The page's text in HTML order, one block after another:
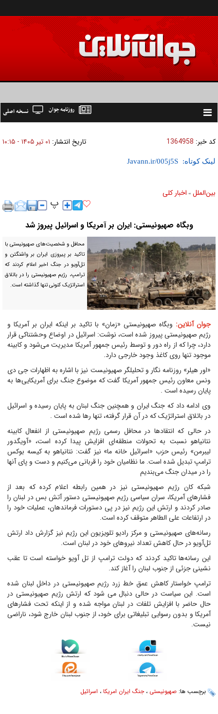
Toggle
نسخه اصلی روزنامه جوان
کد خبر: 1364958 تاریخ انتشار: ۰۱ تير ۱۴۰۵ - ۱۰:۱۵
لینک کوتاه:
بين‌الملل » اخبار كلی
وبگاه صهیونیستی: ایران بر آمریکا و اسرائیل پیروز شد
محافل و شخصیت‌های صهیونیستی با
تاکید بر پیروزی ایران بر واشنگتن و
تل‌آویو در جنگ اخیر اعلام کردند که
ترامپ، رژیم صهیونیستی را در باتلاق
استراتژیک کنونی تنها گذاشته است.
جوان آنلاین: وبگاه صهیونیستی «زمان» با تاکید بر اینکه ایران بر آمریکا و
رژیم صهیونیستی پیروز شده است، نوشت: اسرائیل در اوضاع وحشتناکی قرار
دارد، چرا که از راه دور و توسط رئیس جمهور آمریکا مدیریت می‌شود و کابینه
موجود تنها روی کاغذ وجود خارجی دارد.
«اور هیلر» روزنامه نگار و تحلیلگر صهیونیست نیز با اشاره به اظهارات جی دی
ونس معاون رئیس جمهور آمریکا گفت که موضوع جنگ برای آمریکایی‌ها به
پایان رسیده است .
وی ادامه داد که جنگ ایران و همچنین جنگ لبنان به پایان رسیده و اسرائیل
در باتلاق استراتژیک که در آن قرار گرفته، تنها رها شده است .
در حالی که انتقادها در محافل رسمی رژیم صهیونیستی از انفعال کابینه
نتانیاهو نسبت به تحولات منطقه‌ای افزایش پیدا کرده است، «آویگدور
لیبرمن» رئیس حزب «اسرائیل خانه ما» نیز گفت: نتانیاهو به کیسه بوکس
ترامپ تبدیل شده است. ما نظامیان خود را قربانی می‌کنیم و دست و پای آنها
را در میدان جنگ می‌بندیم
شبکه کان رژیم صهیونیستی نیز در همین رابطه اعلام کرده که بعد از
فشارهای آمریکا، سران سیاسی رژیم صهیونیستی دستور آتش بس در لبنان را
صادر کردند و ارتش این رژیم نیز در پی دستورات فرماندهان، عملیات خود را
در ارتفاعات علی الطاهر متوقف کرده است.
رسانه‌های صهیونیستی و مرکز رادیو تلویزیون این رژیم نیز گزارش داد ارتش
تل‌آویو در حال کاهش تعداد نیروهای خود در لبنان است.
این رسانه‌ها تاکید کردند که دولت ترامپ از تل آویو خواسته است تا عقب
نشینی جزئی از جنوب لبنان را آغاز کند.
ترامپ خواستار کاهش عمق خط زرد رژیم صهیونیستی در داخل لبنان شده
است. این سیاست در حالی دنبال می شود که ارتش رژیم صهیونیستی در
حال حاضر با افزایش تلفات در لبنان مواجه شده و از اینکه تحت فشارهای
آمریکا و بدون رسوایی تبلیغاتی برای خود، از جنوب لبنان خارج شود، ناراضی
نیست.
برچسب ها: صهیونیستی ،جنگ ایران امریکا ، اسرائیل